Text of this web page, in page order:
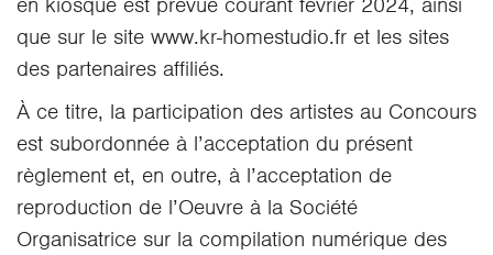
que sur le site www.kr-homestudio.fr et les sites
des partenaires affiliés.
À ce titre, la participation des artistes au Concours
est subordonnée à l’acceptation du présent
règlement et, en outre, à l’acceptation de
reproduction de l’Oeuvre à la Société
Organisatrice sur la compilation numérique des